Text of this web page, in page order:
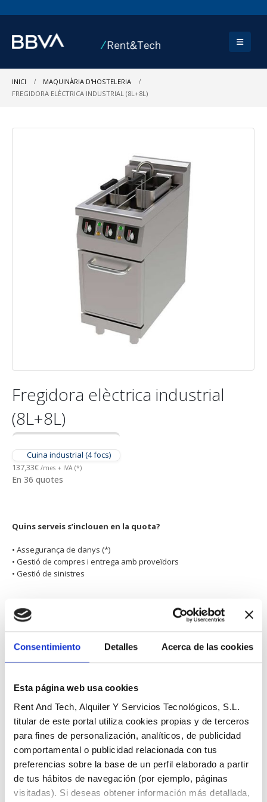
Consentimiento Detalles Acerca de las cookies
Esta página web usa cookies
Rent And Tech, Alquiler Y Servicios Tecnológicos, S.L.
titular de este portal utiliza cookies propias y de terceros
para fines de personalización, analíticos, de publicidad
comportamental o publicidad relacionada con tus
preferencias sobre la base de un perfil elaborado a partir
de tus hábitos de navegación (por ejemplo, páginas
visitadas). Si deseas obtener información más detallada,
INICI
MAQUINÀRIA D'HOSTELERIA
FREGIDORA ELÈCTRICA INDUSTRIAL (8L+8L)
Fregidora elèctrica industrial
(8L+8L)
Cuina industrial (4 focs)
137,33€ /mes + IVA (*)
En 36 quotes
Quins serveis s’inclouen en la quota?
• Assegurança de danys (*)
• Gestió de compres i entrega amb proveïdors
• Gestió de sinistres
SOL·LICITAR RÈNTING
Categoria:Maquinària d'hosteleria
Descripció
Descripció
Descripció
CARACTERÍSTIQUES TÈCNIQUES
Construïda en acer inoxidable
Disposarà de dos compartiments de 8 litres cadascun 8 +
8 = 16Litres